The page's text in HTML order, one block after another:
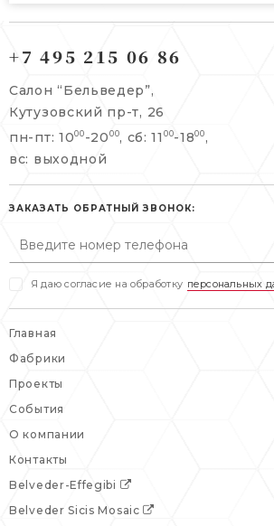
info@belveder-e.ru
пн-пт: 10:00-20:00
сб, вс: выходной
Берсеневский переулок, 3/
+7 495 477 45 43
info@belveder-e.ru
пн-пт: 10:00-19:00
сб: выходной
+7 495 215 06 86
Салон “Бельведер”,
Кутузовский пр-т, 26
пн-пт: 1000 -20 00, сб: 11 00-1800 ,
вс: выходной
ЗАКАЗАТЬ ОБРАТНЫЙ ЗВОНОК:
Я даю согласие на обработку персональных
Главная
Фабрики
Проекты
События
О компании
Контакты
Belveder-Effegibi
Belveder Sicis Mosaic